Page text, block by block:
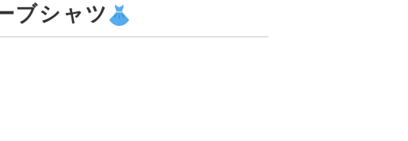
ブシャツ